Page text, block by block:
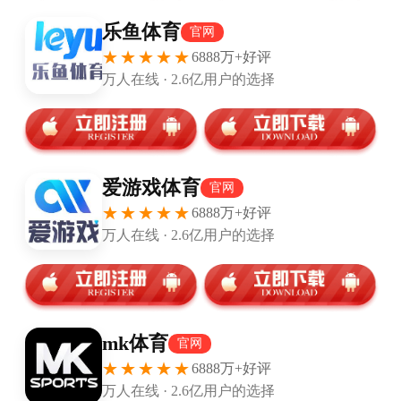
本场比赛最具有话题性的球员，无疑是法兰克福的奥地
利后卫欣特埃格。他连续打入两球迅速追近比分，随后
打进乌龙帮拜仁锁定胜局。赛后，上演另类“帽子戏法”的
我们很快就0比3落后了。那两个进球为球队重新注入了
活力。但这就是拜仁，如果局面需要，他们立刻就可以
重新提高一个档次。”
和欣特埃格一样的是，法兰克福的主帅许特尔不仅点评
了本方，也评价了拜仁在今晚的表现。不过许特尔不仅
赞赏了拜仁，还同样回顾了法兰克福险些扳平的时段。
他在赛后发布会上说：“拜仁应该取得今晚的胜利。我的
失误。我一直都在尝试着给球队注入勇气，不得不说的
是，在一段时间里，拜仁出人意料地给了我们太多机
会。”